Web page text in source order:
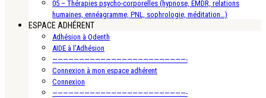
05 – Thérapies psycho-corporelles (hypnose, EMDR, relations
humaines, ennéagramme, PNL, sophrologie, méditation…)
ESPACE ADHÉRENT
Adhésion à Odenth
AIDE à l’Adhésion
—————————————————————————-
Connexion à mon espace adhérent
Connexion
—————————————————————————-